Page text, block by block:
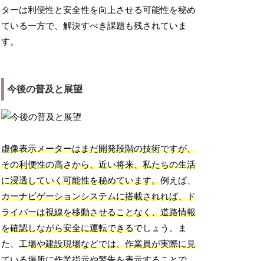
ターは利便性と安全性を向上させる可能性を秘め
ている一方で、解決すべき課題も残されていま
す。
今後の普及と展望
虚像表示メーターはまだ開発段階の技術ですが、
その利便性の高さから、近い将来、私たちの生活
に浸透していく可能性を秘めています。例えば、
カーナビゲーションシステムに搭載されれば、ド
ライバーは視線を移動させることなく、道路情報
を確認しながら安全に運転できるでしょう。ま
た、工場や建設現場などでは、作業員が実際に見